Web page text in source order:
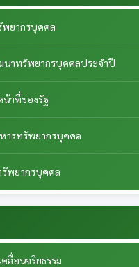
ยากรบุคคล
นาทรัพยากรบุคคลประจําปี
น้าที่ของรัฐ
ารทรัพยากรบุคคล
พยากรบุคคล
ลื่อนจริยธรรม